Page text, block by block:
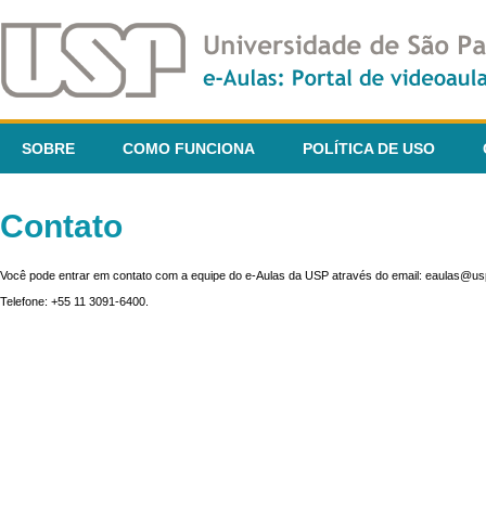
SOBRE COMO FUNCIONA POLÍTICA DE USO
Contato
Você pode entrar em contato com a equipe do e-Aulas da USP através do email:
Telefone: +55 11 3091-6400.